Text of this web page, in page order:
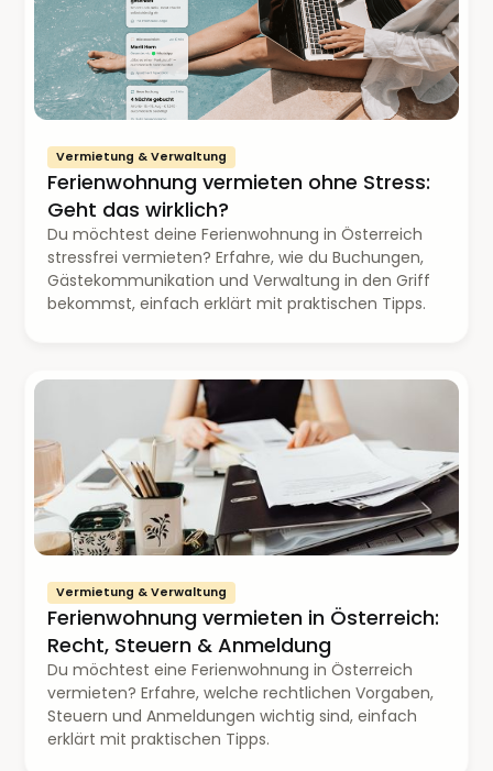
Vermietung & Verwaltung
Ferienwohnung vermieten ohne Stress:
Geht das wirklich?
Du möchtest deine Ferienwohnung in Österreich
stressfrei vermieten? Erfahre, wie du Buchungen,
Gästekommunikation und Verwaltung in den Griff
bekommst, einfach erklärt mit praktischen Tipps.
Vermietung & Verwaltung
Ferienwohnung vermieten in Österreich:
Recht, Steuern & Anmeldung
Du möchtest eine Ferienwohnung in Österreich
vermieten? Erfahre, welche rechtlichen Vorgaben,
Steuern und Anmeldungen wichtig sind, einfach
erklärt mit praktischen Tipps.